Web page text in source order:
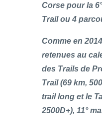
Corse pour la
Trail ou 4
Comme en
retenues au
des Trails de
Trail (69 km,
trail long et le
2500D+), 11°